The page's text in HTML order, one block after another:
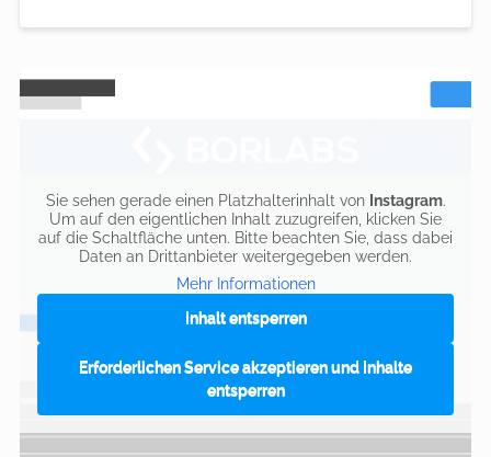
Sie sehen gerade einen Platzhalterinhalt von Instagram.
Um auf den eigentlichen Inhalt zuzugreifen, klicken Sie
auf die Schaltfläche unten. Bitte beachten Sie, dass dabei
Daten an Drittanbieter weitergegeben werden.
Mehr Informationen
Inhalt entsperren
Erforderlichen Service akzeptieren und Inhalte
entsperren